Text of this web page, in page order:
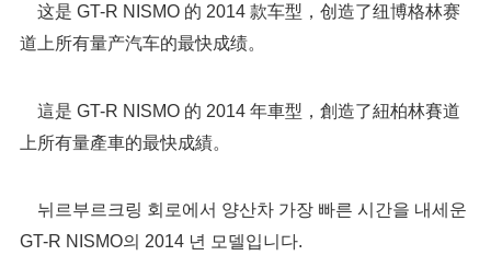
这是 GT-R NISMO 的 2014 款车型，创造了纽博格林赛
道上所有量产汽车的最快成绩。
這是 GT-R NISMO 的 2014 年車型，創造了紐柏林賽道
上所有量產車的最快成績。
뉘르부르크링 회로에서 양산차 가장 빠른 시간을 내세운
GT-R NISMO의 2014 년 모델입니다.